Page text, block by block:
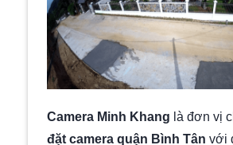
CONTINUE READING
Camera Minh Khang là đơn vị
đặt camera quận Bình Tân với